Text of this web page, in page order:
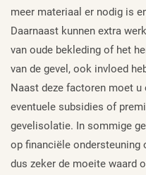
meer materiaal er nodig is
Daarnaast kunnen extra
van oude bekleding of het
van de gevel, ook invloed
Naast deze factoren moet
eventuele subsidies of
gevelisolatie. In sommige
op financiële ondersteuning
dus zeker de moeite waard